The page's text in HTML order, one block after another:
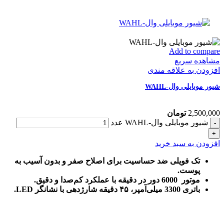
Add to compare
مشاهده سریع
افزودن به علاقه مندی
شیور موبایلی وال-WAHL
2,500,000 تومان
شیور موبایلی وال-WAHL عدد
افزودن به سبد خرید
تک فویلی ضد حساسیت برای اصلاح صفر و بدون آسیب به
پوست.
موتور 6000 دور در دقیقه با عملکرد کم‌صدا و دقیق.
باتری 3300 میلی‌آمپر، ۴۵ دقیقه شارژدهی با نشانگر LED.